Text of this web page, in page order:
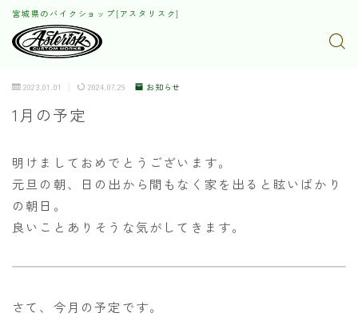
宮城県のバイクショップ[アスタリスク]
2023.01.01 2024.07.29 お知らせ
1月の予定
明けましておめでとうございます。
元旦の朝、日の出から間もなく家を出ると眩いばかり
の朝日。
良いことありそうな気がしてきます。
さて、今月の予定です。